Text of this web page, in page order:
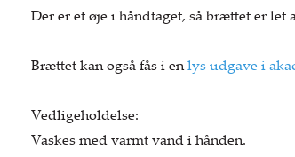
Der er et øje i håndtaget, så brættet er let
Brættet kan også fås i enlys udgave i
Vedligeholdelse:
Vaskes med varmt vand i hånden.